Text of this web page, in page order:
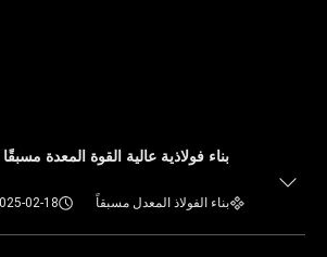
بناء فولاذية عالية القوة المعدة
بناء الفولاذ المعدل مسبقاً 02-18